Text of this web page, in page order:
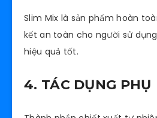
Slim Mix là sản phẩm hoàn
kết an toàn cho người sử
hiệu quả tốt.
4. TÁC DỤNG PHỤ